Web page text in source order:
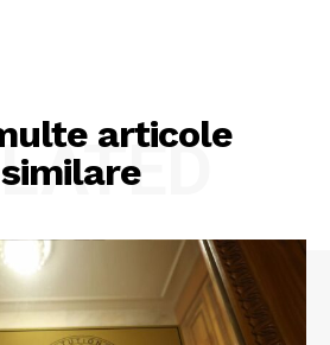
articole
similare